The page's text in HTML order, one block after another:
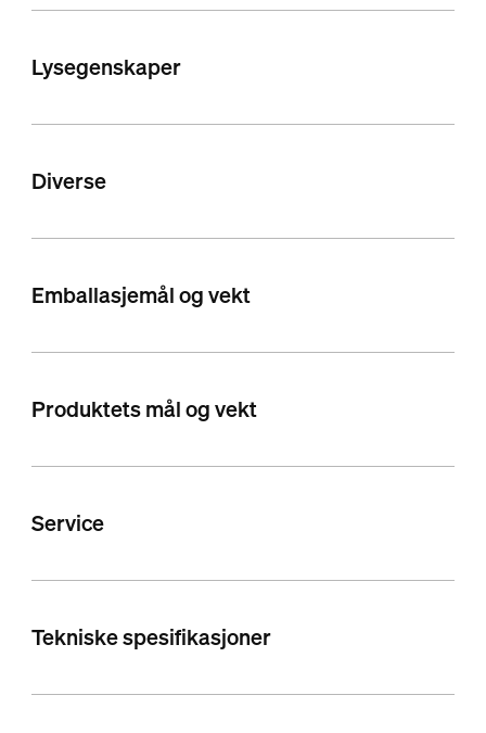
Lysegenskaper
Diverse
Emballasjemål og vekt
Produktets mål og vekt
Service
Tekniske spesifikasjoner